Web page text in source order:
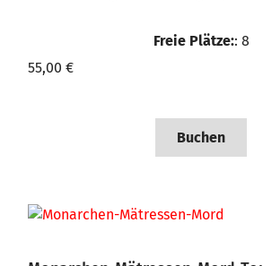
Freie Plätze:: 8
55,00 €
Buchen